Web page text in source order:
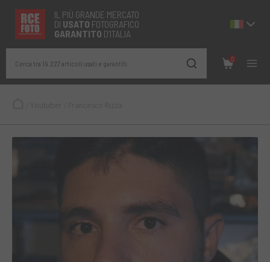
IL PIÙ GRANDE MERCATO
DI USATO FOTOGRAFICO
GARANTITO D’ITALIA
Cerca tra 19.227 articoli usati e garantiti
0